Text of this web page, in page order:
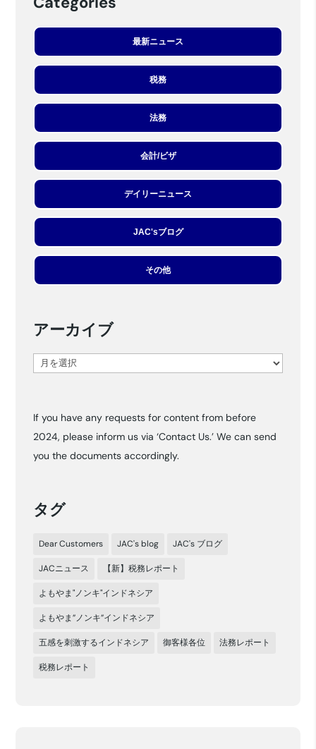
最新ニュース
税務
法務
会計/ビザ
デイリーニュース
JAC'sブログ
その他
アーカイブ
ア
イ
ブ
If you have any requests for content from before
2024, please inform us via ‘Contact Us.’ We can send
you the documents accordingly.
タグ
Dear Customers JAC's blog JAC's ブログ
JACニュース 【新】税務レポート
よもやま"ノンキ"インドネシア
よもやま”ノンキ”インドネシア
五感を刺激するインドネシア 御客様各位 法務レポート
税務レポート